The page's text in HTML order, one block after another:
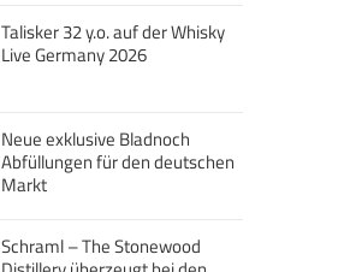
Talisker 32 y.o. auf der Whisky
Live Germany 2026
Neue exklusive Bladnoch
Abfüllungen für den deutschen
Markt
Schraml – The Stonewood